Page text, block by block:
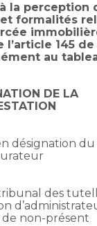
la perception
formalités
l’article 145
au
DE LA
désignation du
des
de non-présent